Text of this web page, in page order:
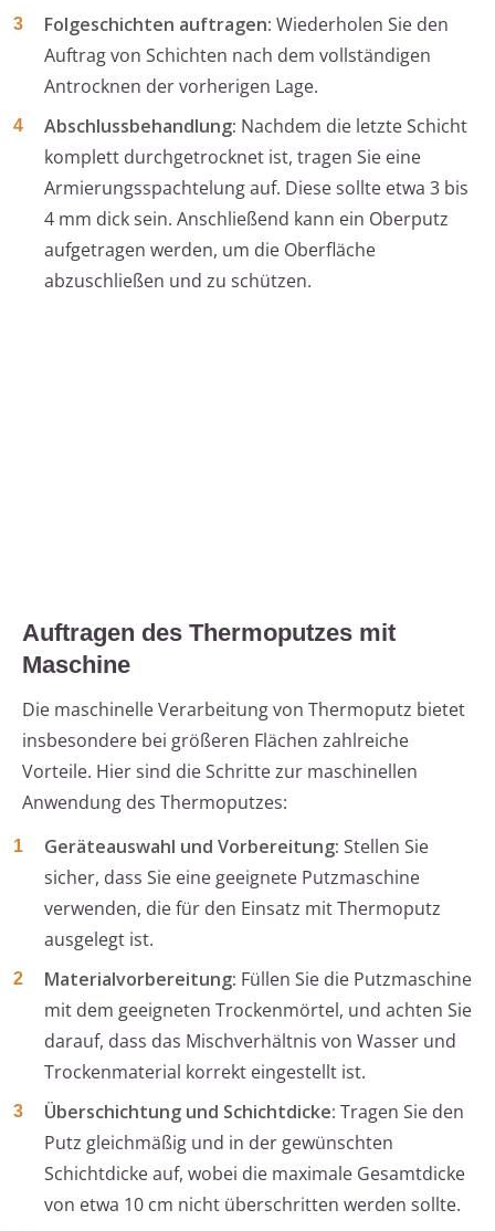
Folgeschichten auftragen: Wiederholen Sie den
Auftrag von Schichten nach dem vollständigen
Antrocknen der vorherigen Lage.
Abschlussbehandlung: Nachdem die letzte Schicht
komplett durchgetrocknet ist, tragen Sie eine
Armierungsspachtelung auf. Diese sollte etwa 3 bis
4 mm dick sein. Anschließend kann ein Oberputz
aufgetragen werden, um die Oberfläche
abzuschließen und zu schützen.
Auftragen des Thermoputzes mit
Maschine
Die maschinelle Verarbeitung von Thermoputz bietet
insbesondere bei größeren Flächen zahlreiche
Vorteile. Hier sind die Schritte zur maschinellen
Anwendung des Thermoputzes:
Geräteauswahl und Vorbereitung: Stellen Sie
sicher, dass Sie eine geeignete Putzmaschine
verwenden, die für den Einsatz mit Thermoputz
ausgelegt ist.
Materialvorbereitung: Füllen Sie die Putzmaschine
mit dem geeigneten Trockenmörtel, und achten Sie
darauf, dass das Mischverhältnis von Wasser und
Trockenmaterial korrekt eingestellt ist.
Überschichtung und Schichtdicke: Tragen Sie den
Putz gleichmäßig und in der gewünschten
Schichtdicke auf, wobei die maximale Gesamtdicke
von etwa 10 cm nicht überschritten werden sollte.